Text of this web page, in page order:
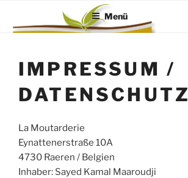
springen
LA MOUTARDERIE
Restaurant & Cocktail Bar
Menü
IMPRESSUM /
DATENSCHUTZ
La Moutarderie
Eynattenerstraße 10A
4730 Raeren / Belgien
Inhaber: Sayed Kamal Maaroudji